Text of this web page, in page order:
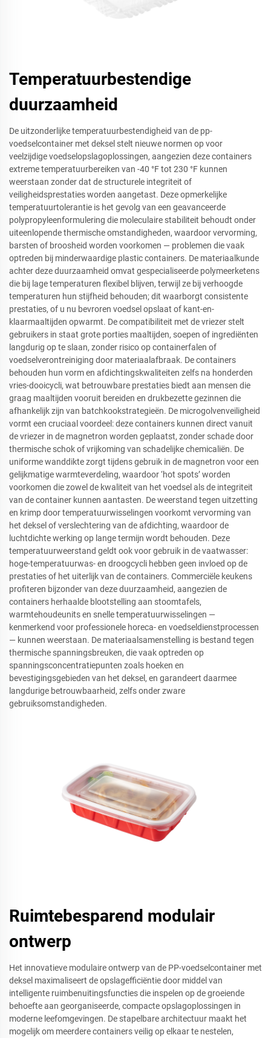
Temperatuurbestendige
duurzaamheid
De uitzonderlijke temperatuurbestendigheid van de pp-
voedselcontainer met deksel stelt nieuwe normen op voor
veelzijdige voedselopslagoplossingen, aangezien deze containers
extreme temperatuurbereiken van -40 °F tot 230 °F kunnen
weerstaan zonder dat de structurele integriteit of
veiligheidsprestaties worden aangetast. Deze opmerkelijke
temperatuurtolerantie is het gevolg van een geavanceerde
polypropyleenformulering die moleculaire stabiliteit behoudt onder
uiteenlopende thermische omstandigheden, waardoor vervorming,
barsten of broosheid worden voorkomen — problemen die vaak
optreden bij minderwaardige plastic containers. De materiaalkunde
achter deze duurzaamheid omvat gespecialiseerde polymeerketens
die bij lage temperaturen flexibel blijven, terwijl ze bij verhoogde
temperaturen hun stijfheid behouden; dit waarborgt consistente
prestaties, of u nu bevroren voedsel opslaat of kant-en-
klaarmaaltijden opwarmt. De compatibiliteit met de vriezer stelt
gebruikers in staat grote porties maaltijden, soepen of ingrediënten
langdurig op te slaan, zonder risico op containerfalen of
voedselverontreiniging door materiaalafbraak. De containers
behouden hun vorm en afdichtingskwaliteiten zelfs na honderden
vries-dooicycli, wat betrouwbare prestaties biedt aan mensen die
graag maaltijden vooruit bereiden en drukbezette gezinnen die
afhankelijk zijn van batchkookstrategieën. De microgolvenveiligheid
vormt een cruciaal voordeel: deze containers kunnen direct vanuit
de vriezer in de magnetron worden geplaatst, zonder schade door
thermische schok of vrijkoming van schadelijke chemicaliën. De
uniforme wanddikte zorgt tijdens gebruik in de magnetron voor een
gelijkmatige warmteverdeling, waardoor ‘hot spots’ worden
voorkomen die zowel de kwaliteit van het voedsel als de integriteit
van de container kunnen aantasten. De weerstand tegen uitzetting
en krimp door temperatuurwisselingen voorkomt vervorming van
het deksel of verslechtering van de afdichting, waardoor de
luchtdichte werking op lange termijn wordt behouden. Deze
temperatuurweerstand geldt ook voor gebruik in de vaatwasser:
hoge-temperatuurwas- en droogcycli hebben geen invloed op de
prestaties of het uiterlijk van de containers. Commerciële keukens
profiteren bijzonder van deze duurzaamheid, aangezien de
containers herhaalde blootstelling aan stoomtafels,
warmtehoudeunits en snelle temperatuurwisselingen —
kenmerkend voor professionele horeca- en voedseldienstprocessen
— kunnen weerstaan. De materiaalsamenstelling is bestand tegen
thermische spanningsbreuken, die vaak optreden op
spanningsconcentratiepunten zoals hoeken en
bevestigingsgebieden van het deksel, en garandeert daarmee
langdurige betrouwbaarheid, zelfs onder zware
gebruiksomstandigheden.
Ruimtebesparend modulair
ontwerp
Het innovatieve modulaire ontwerp van de PP-voedselcontainer met
deksel maximaliseert de opslagefficiëntie door middel van
intelligente ruimbenuitingsfuncties die inspelen op de groeiende
behoefte aan georganiseerde, compacte opslagoplossingen in
moderne leefomgevingen. De stapelbare architectuur maakt het
mogelijk om meerdere containers veilig op elkaar te nestelen,